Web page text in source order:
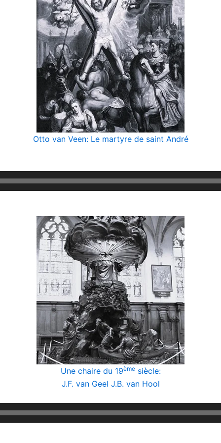
Otto van Veen: Le martyre de saint André
Une chaire du 19èmesiècle:
J.F. van Geel J.B. van Hool